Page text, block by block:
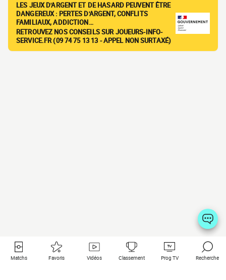
LES JEUX D'ARGENT ET DE HASARD PEUVENT ÊTRE
DANGEREUX : PERTES D'ARGENT, CONFLITS
FAMILIAUX, ADDICTION…
RETROUVEZ NOS CONSEILS SUR JOUEURS-INFO-
SERVICE.FR (09 74 75 13 13 - APPEL NON SURTAXÉ)
Matchs Favoris Vidéos Classement Prog TV Recherche